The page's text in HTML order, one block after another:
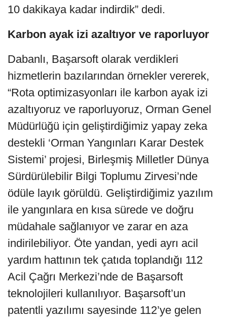
10 dakikaya kadar indirdik” dedi.
Karbon ayak izi azaltıyor ve raporluyor
Dabanlı, Başarsoft olarak verdikleri
hizmetlerin bazılarından örnekler vererek,
“Rota optimizasyonları ile karbon ayak izi
azaltıyoruz ve raporluyoruz, Orman Genel
Müdürlüğü için geliştirdiğimiz yapay zeka
destekli ‘Orman Yangınları Karar Destek
Sistemi’ projesi, Birleşmiş Milletler Dünya
Sürdürülebilir Bilgi Toplumu Zirvesi’nde
ödüle layık görüldü. Geliştirdiğimiz yazılım
ile yangınlara en kısa sürede ve doğru
müdahale sağlanıyor ve zarar en aza
indirilebiliyor. Öte yandan, yedi ayrı acil
yardım hattının tek çatıda toplandığı 112
Acil Çağrı Merkezi’nde de Başarsoft
teknolojileri kullanılıyor. Başarsoft’un
patentli yazılımı sayesinde 112’ye gelen